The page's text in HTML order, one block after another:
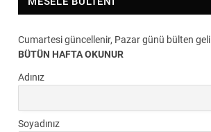
Cumartesi güncellenir, Pazar günü bülten
BÜTÜN HAFTA OKUNUR
Adınız
Soyadınız